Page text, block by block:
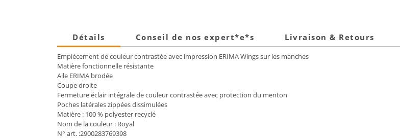
Détails Conseil de nos expert*e*s Livraison & Retours
Empiècement de couleur contrastée avec impression ERIMA Wings sur les manches
Matière fonctionnelle résistante
Aile ERIMA brodée
Coupe droite
Fermeture éclair intégrale de couleur contrastée avec protection du menton
Poches latérales zippées dissimulées
Matière : 100 % polyester recyclé
Nom de la couleur : Royal
N° art. :2900283769398